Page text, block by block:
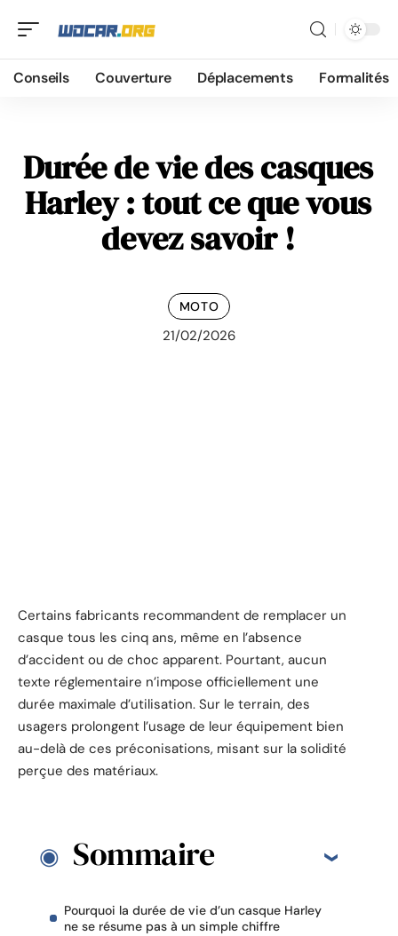
Conseils Couverture Déplacements Formalités
Durée de vie des casques
Harley : tout ce que vous
devez savoir !
MOTO
21/02/2026
Certains fabricants recommandent de remplacer un
casque tous les cinq ans, même en l’absence
d’accident ou de choc apparent. Pourtant, aucun
texte réglementaire n’impose officiellement une
durée maximale d’utilisation. Sur le terrain, des
usagers prolongent l’usage de leur équipement bien
au-delà de ces préconisations, misant sur la solidité
perçue des matériaux.
Sommaire
Pourquoi la durée de vie d’un casque Harley
ne se résume pas à un simple chiffre